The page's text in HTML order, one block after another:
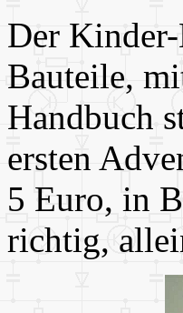
Der Kinder-
Bauteile,
Handbuch
ersten
5 Euro, in
richtig,